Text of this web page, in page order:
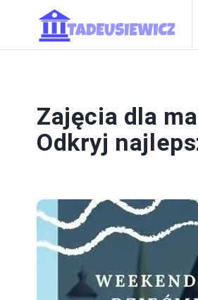
Zajęcia dla
Odkryj